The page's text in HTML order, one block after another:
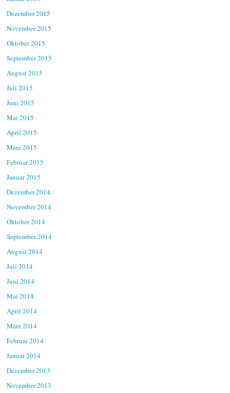
Dezember 2015
November 2015
Oktober 2015
September 2015
August 2015
Juli 2015
Juni 2015
Mai 2015
April 2015
März 2015
Februar 2015
Januar 2015
Dezember 2014
November 2014
Oktober 2014
September 2014
August 2014
Juli 2014
Juni 2014
Mai 2014
April 2014
März 2014
Februar 2014
Januar 2014
Dezember 2013
November 2013